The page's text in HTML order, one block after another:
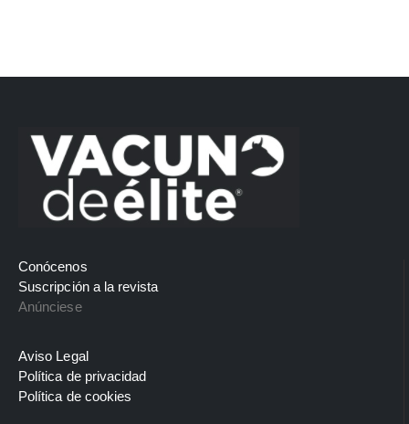
Conócenos
Suscripción a la revista
Anúnciese
Aviso Legal
Política de privacidad
Política de cookies